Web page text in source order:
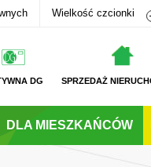
Wielkość czcionki
DG SPRZEDAŻ
DLA MIESZKAŃCÓW